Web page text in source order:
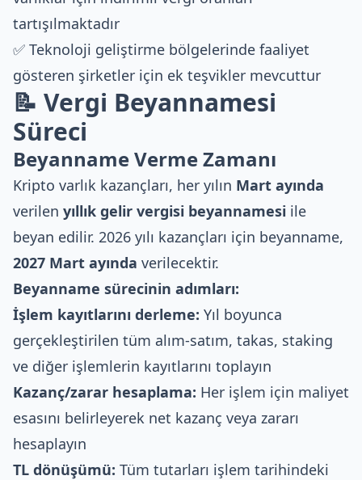
tartışılmaktadır
✅ Teknoloji geliştirme bölgelerinde faaliyet
gösteren şirketler için ek teşvikler mevcuttur
📝 Vergi Beyannamesi
Süreci
Beyanname Verme Zamanı
Kripto varlık kazançları, her yılın Mart ayında
verilen yıllık gelir vergisi beyannamesi ile
beyan edilir. 2026 yılı kazançları için beyanname,
2027 Mart ayında verilecektir.
Beyanname sürecinin adımları:
İşlem kayıtlarını derleme: Yıl boyunca
gerçekleştirilen tüm alım-satım, takas, staking
ve diğer işlemlerin kayıtlarını toplayın
Kazanç/zarar hesaplama: Her işlem için maliyet
esasını belirleyerek net kazanç veya zararı
hesaplayın
TL dönüşümü: Tüm tutarları işlem tarihindeki